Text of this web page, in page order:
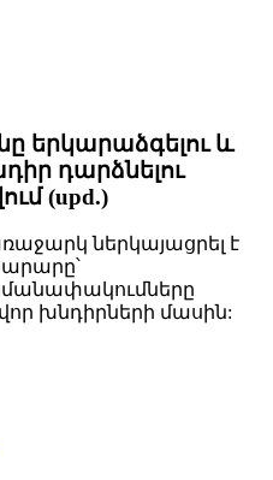
երկարաձգելու և
դարձնելու
(upd.)
ներկայացրել է
խնդիրների մասին: